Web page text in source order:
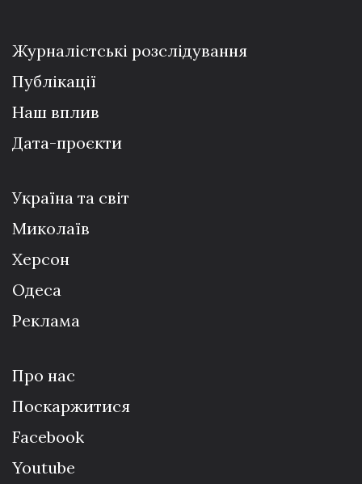
Журналістські розслідування
Публікації
Наш вплив
Дата-проєкти
Україна та світ
Миколаїв
Херсон
Одеса
Реклама
Про нас
Поскаржитися
Facebook
Youtube